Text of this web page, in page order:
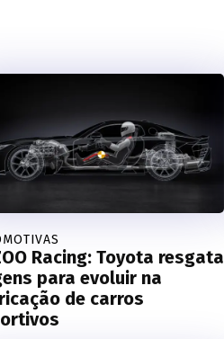
Racing: Toyota resgata
para evoluir na
de carros